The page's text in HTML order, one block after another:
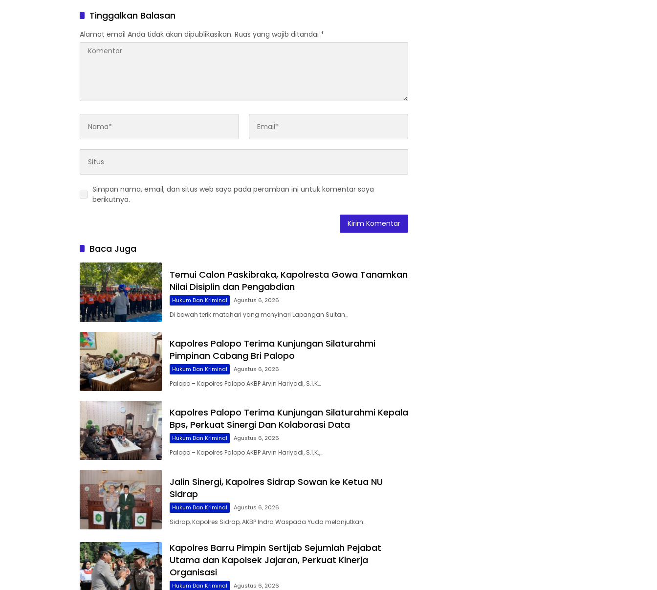
Tinggalkan Balasan
Alamat email Anda tidak akan dipublikasikan. Ruas yang wajib ditandai *
Simpan nama, email, dan situs web saya pada peramban ini untuk komentar saya
berikutnya.
Baca Juga
Temui Calon Paskibraka, Kapolresta Gowa Tanamkan
Nilai Disiplin dan Pengabdian
Hukum Dan Kriminal Agustus 6, 2026
Di bawah terik matahari yang menyinari Lapangan Sultan…
Kapolres Palopo Terima Kunjungan Silaturahmi
Pimpinan Cabang Bri Palopo
Hukum Dan Kriminal Agustus 6, 2026
Palopo – Kapolres Palopo AKBP Arvin Hariyadi, S.I.K…
Kapolres Palopo Terima Kunjungan Silaturahmi Kepala
Bps, Perkuat Sinergi Dan Kolaborasi Data
Hukum Dan Kriminal Agustus 6, 2026
Palopo – Kapolres Palopo AKBP Arvin Hariyadi, S.I.K.,…
Jalin Sinergi, Kapolres Sidrap Sowan ke Ketua NU
Sidrap
Hukum Dan Kriminal Agustus 6, 2026
Sidrap, Kapolres Sidrap, AKBP Indra Waspada Yuda melanjutkan…
Kapolres Barru Pimpin Sertijab Sejumlah Pejabat
Utama dan Kapolsek Jajaran, Perkuat Kinerja
Organisasi
Hukum Dan Kriminal Agustus 6, 2026